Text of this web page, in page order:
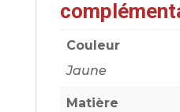
Couleur
Jaune
Matière